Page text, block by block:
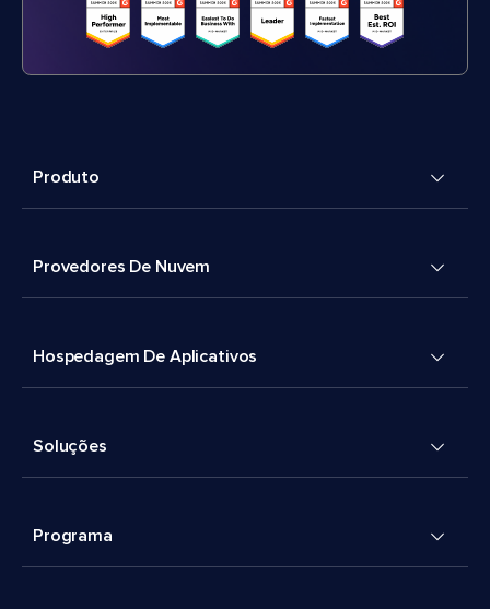
Produto
Provedores De Nuvem
Hospedagem De Aplicativos
Soluções
Programa